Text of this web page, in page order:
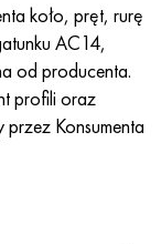
koło, pręt, rurę
AC14,
od producenta.
profili oraz
Konsumenta